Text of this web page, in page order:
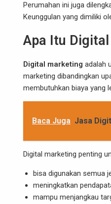
Perumahan ini juga
Keunggulan yang dimiliki
Apa Itu
Digital marketing adalah
marketing dibandingkan
membutuhkan biaya yang
Baca Juga Jasa
Digital marketing penting
bisa digunakan semua
meningkatkan
mampu menjangkau